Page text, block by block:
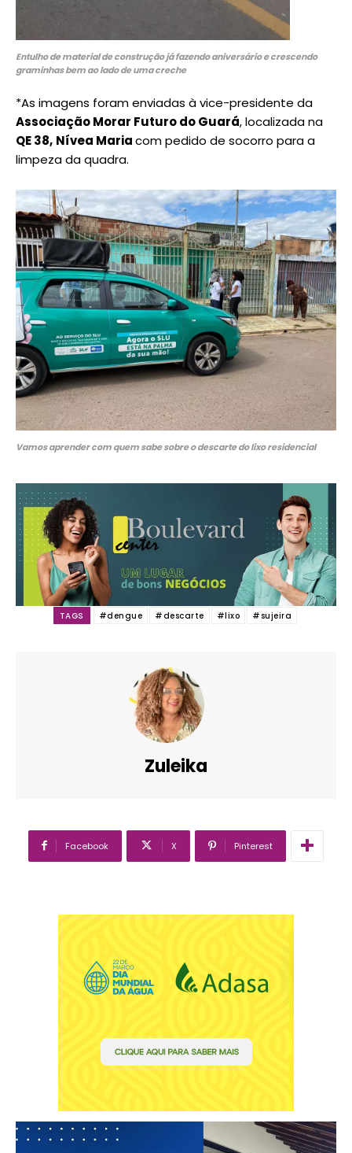
━ pricing plans
Etiam est nibh, lobortis sit
Entulho de material de construção já fazendo aniversário e crescendo
graminhas bem ao lado de uma creche
*As imagens foram enviadas à vice-presidente da
Associação Morar Futuro do Guará, localizada na
QE 38, Nívea Mariacom pedido de socorro para a
limpeza da quadra.
Vamos aprender com quem sabe sobre o descarte do lixo residencial
TAGS #dengue #descarte #lixo #sujeira
Zuleika
Facebook X Pinterest